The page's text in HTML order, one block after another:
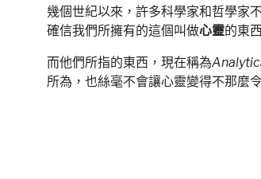
幾個世紀以來，許多科學家和哲學家
確信我們所擁有的這個叫做心靈的東
而他們所指的東西，現在稱為
所為，也絲毫不會讓心靈變得不那麼